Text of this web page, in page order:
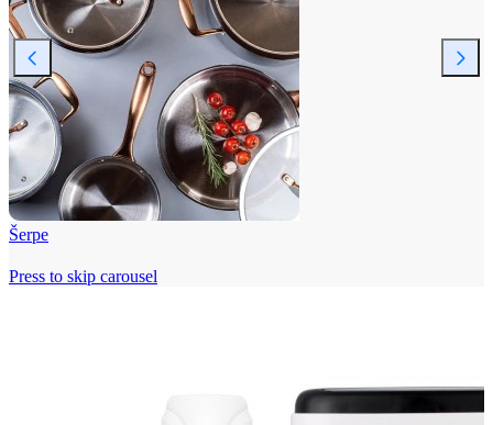
Šerpe
Press to skip carousel